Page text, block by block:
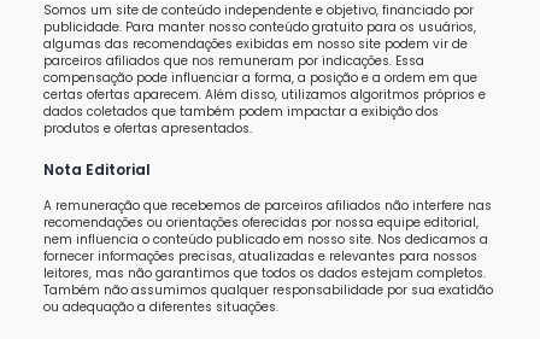
Somos um site de conteúdo independente e objetivo, financiado por
publicidade. Para manter nosso conteúdo gratuito para os usuários,
algumas das recomendações exibidas em nosso site podem vir de
parceiros afiliados que nos remuneram por indicações. Essa
compensação pode influenciar a forma, a posição e a ordem em que
certas ofertas aparecem. Além disso, utilizamos algoritmos próprios e
dados coletados que também podem impactar a exibição dos
produtos e ofertas apresentados.
Nota Editorial
A remuneração que recebemos de parceiros afiliados não interfere nas
recomendações ou orientações oferecidas por nossa equipe editorial,
nem influencia o conteúdo publicado em nosso site. Nos dedicamos a
fornecer informações precisas, atualizadas e relevantes para nossos
leitores, mas não garantimos que todos os dados estejam completos.
Também não assumimos qualquer responsabilidade por sua exatidão
ou adequação a diferentes situações.